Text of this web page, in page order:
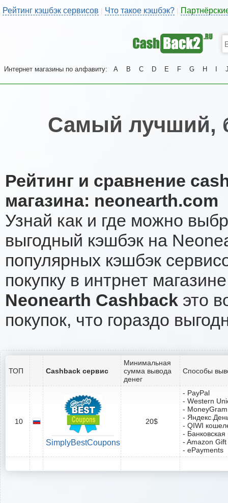
Рейтинг кэшбэк сервисов | Что такое кэшбэк?
Интернет магазины по алфавиту: A B C D E F G H
Самый лучший,
Рейтинг и сравнение
магазина: neonearth.com
Узнай как и где можно
выгодный кэшбэк на
популярных кэшбэк
покупку в интрнет
Neonearth Cashback это
покупок, что гораздо
ТОП Cashback сервис
Минимальная
сумма вывода
денег
Способы
10
SimplyBestCoupons
20$
- PayPal
- Western
- MoneyGram
-
- QIWI
-
- Amazon
- ePayments